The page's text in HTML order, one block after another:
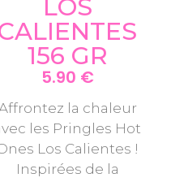
LOS
156 GR
5.90 €
la chaleur
les Pringles Hot
Los Calientes !
Inspirées de la